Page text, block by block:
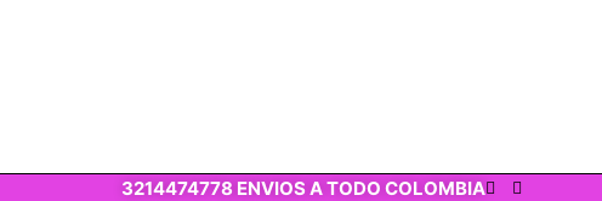
3214474778 ENVIOS A TODO COLOMBIA